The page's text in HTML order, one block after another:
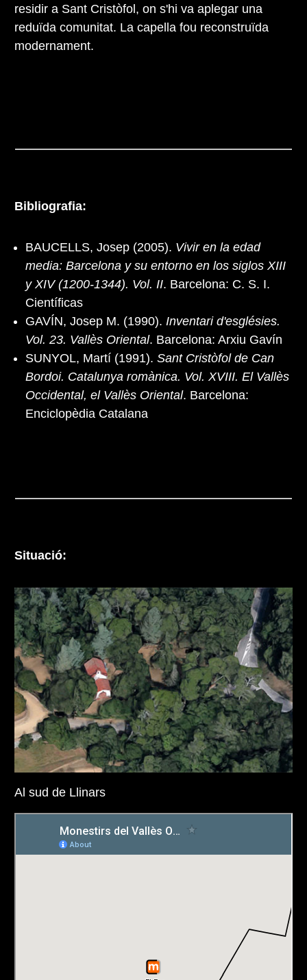
residir a Sant Cristòfol, on s'hi va aplegar una
reduïda comunitat. La capella fou reconstruïda
modernament.
Bibliografia:
BAUCELLS, Josep (2005). Vivir en la edad
media: Barcelona y su entorno en los siglos XIII
y XIV (1200-1344). Vol. II. Barcelona: C. S. I.
Científicas
GAVÍN, Josep M. (1990). Inventari d'esglésies.
Vol. 23. Vallès Oriental. Barcelona: Arxiu Gavín
SUNYOL, Martí (1991). Sant Cristòfol de Can
Bordoi. Catalunya romànica. Vol. XVIII. El Vallès
Occidental, el Vallès Oriental. Barcelona:
Enciclopèdia Catalana
Situació:
Al sud de Llinars